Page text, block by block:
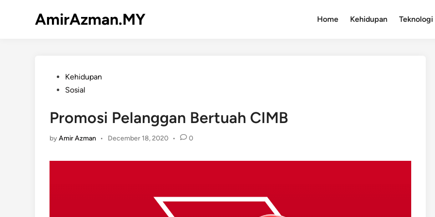
AmirAzman.MY Home Kehidupan Teknologi
PostedKehidupan
Sosial
Promosi Pelanggan Bertuah CIMB
byAmir Azman • December 18, 2020 • 0